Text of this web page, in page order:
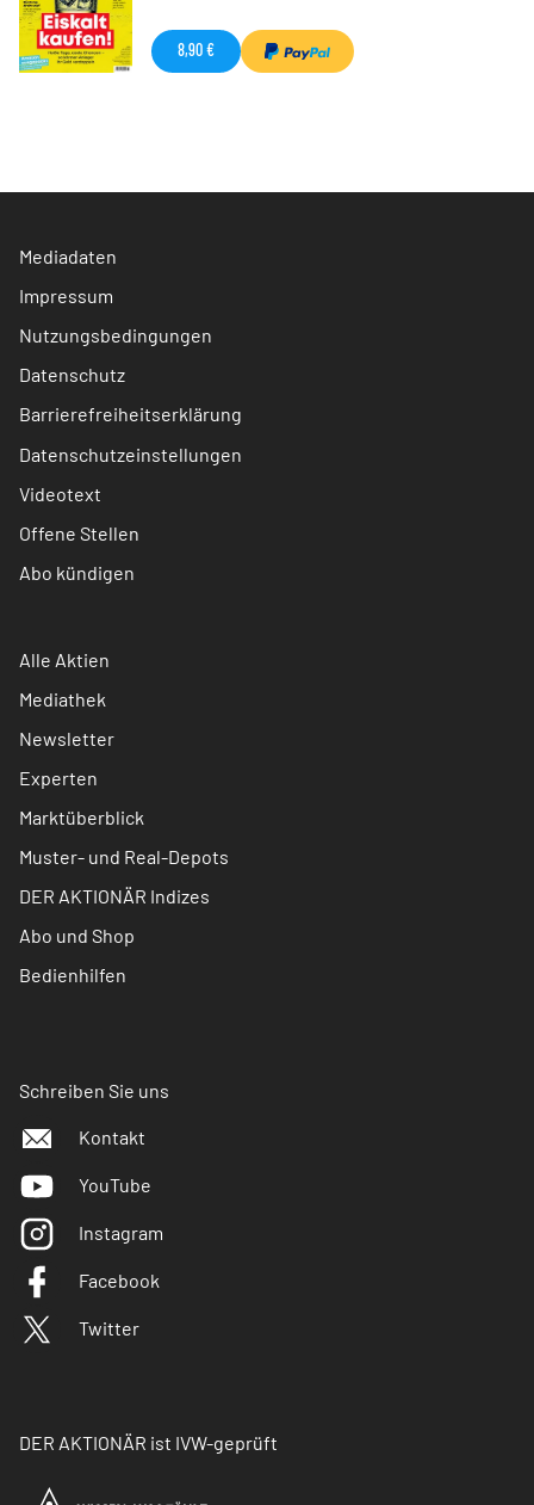
8,90 €
Mediadaten
Impressum
Nutzungsbedingungen
Datenschutz
Barrierefreiheitserklärung
Datenschutzeinstellungen
Videotext
Offene Stellen
Abo kündigen
Alle Aktien
Mediathek
Newsletter
Experten
Marktüberblick
Muster- und Real-Depots
DER AKTIONÄR Indizes
Abo und Shop
Bedienhilfen
Schreiben Sie uns
Kontakt
YouTube
Instagram
Facebook
Twitter
DER AKTIONÄR ist IVW-geprüft